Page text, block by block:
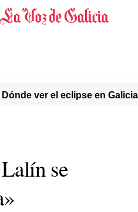
Dónde ver el eclipse en Galicia
se